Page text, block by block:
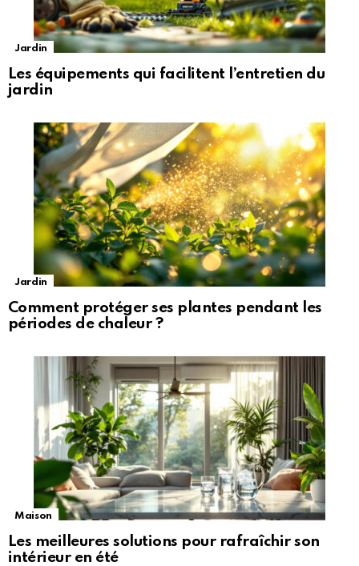
Jardin
Les équipements qui facilitent l’entretien du
jardin
Jardin
Comment protéger ses plantes pendant les
périodes de chaleur ?
Maison
Les meilleures solutions pour rafraîchir son
intérieur en été